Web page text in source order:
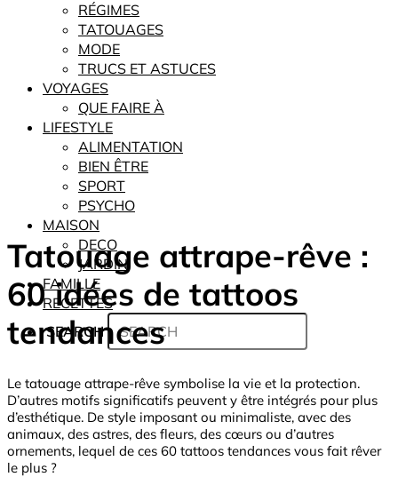
RÉGIMES
TATOUAGES
MODE
TRUCS ET ASTUCES
VOYAGES
QUE FAIRE À
LIFESTYLE
ALIMENTATION
BIEN ÊTRE
SPORT
PSYCHO
MAISON
DECO
JARDIN
FAMILLE
RECETTES
SEARCH
Tatouage attrape-rêve :
60 idées de tattoos
tendances
Le tatouage attrape-rêve symbolise la vie et la protection.
D’autres motifs significatifs peuvent y être intégrés pour plus
d’esthétique. De style imposant ou minimaliste, avec des
animaux, des astres, des fleurs, des cœurs ou d’autres
ornements, lequel de ces 60 tattoos tendances vous fait rêver
le plus ?